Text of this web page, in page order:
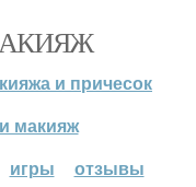
и причесок
макияж
игры отзывы